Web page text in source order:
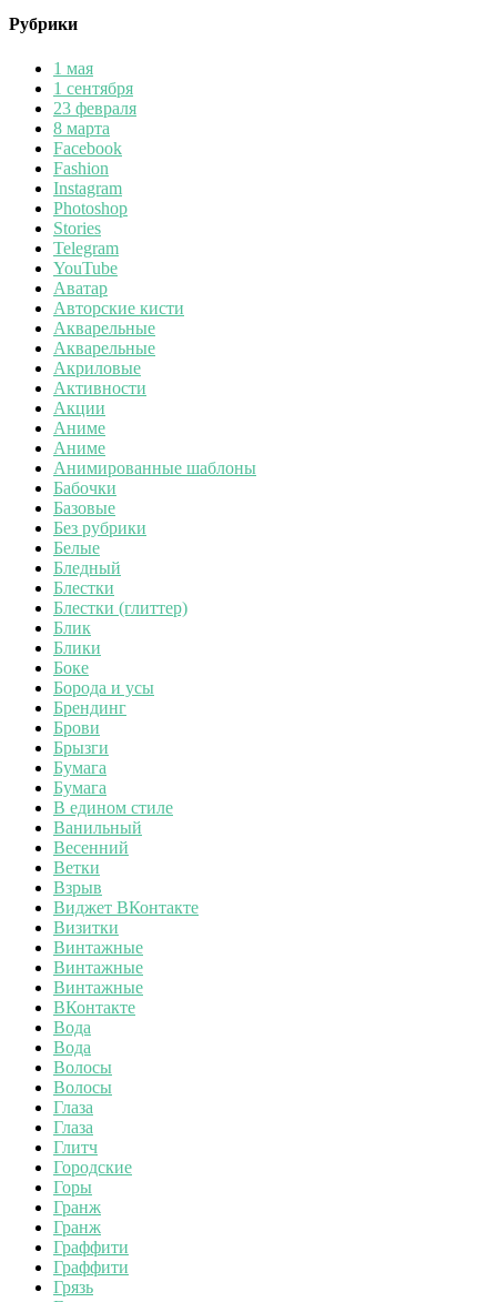
Рубрики
1 мая
1 сентября
23 февраля
8 марта
Facebook
Fashion
Instagram
Photoshop
Stories
Telegram
YouTube
Аватар
Авторские кисти
Акварельные
Акварельные
Акриловые
Активности
Акции
Аниме
Аниме
Анимированные шаблоны
Бабочки
Базовые
Без рубрики
Белые
Бледный
Блестки
Блестки (глиттер)
Блик
Блики
Боке
Борода и усы
Брендинг
Брови
Брызги
Бумага
Бумага
В едином стиле
Ванильный
Весенний
Ветки
Взрыв
Виджет ВКонтакте
Визитки
Винтажные
Винтажные
Винтажные
ВКонтакте
Вода
Вода
Волосы
Волосы
Глаза
Глаза
Глитч
Городские
Горы
Гранж
Гранж
Граффити
Граффити
Грязь